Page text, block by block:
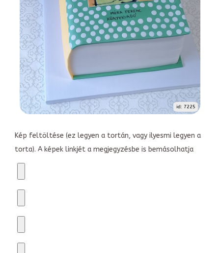
id: 7225
Kép feltöltése (ez legyen a tortán, vagy ilyesmi legyen a
torta). A képek linkjét a megjegyzésbe is bemásolhatja